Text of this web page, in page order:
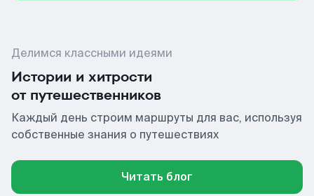
Делимся классными идеями
Истории и хитрости
от путешественников
Каждый день строим маршруты для вас, используя
собственные знания о путешествиях
Читать блог